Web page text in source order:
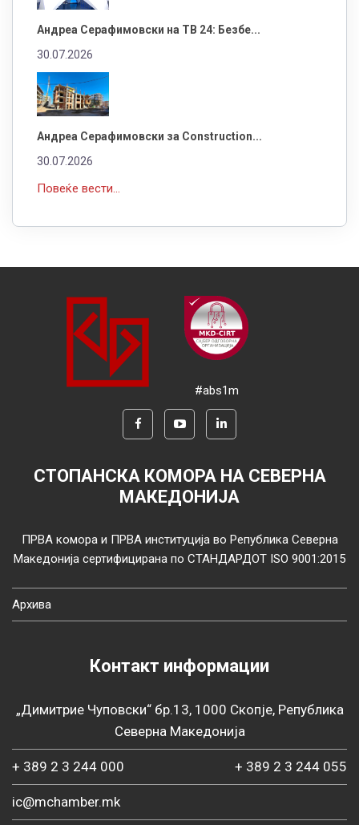
Андреа Серафимовски на ТВ 24: Безбе...
30.07.2026
Андреа Серафимовски за Construction...
30.07.2026
Повеќе вести...
#abs1m
СТОПАНСКА КОМОРА НА СЕВЕРНА
МАКЕДОНИЈА
ПРВА комора и ПРВА институција во Република Северна
Македонија сертифицирана по СТАНДАРДОТ ISO 9001:2015
Архива
Контакт информации
„Димитрие Чуповски“ бр.13, 1000 Скопје, Република
Северна Македонија
+ 389 2 3 244 000 + 389 2 3 244 055
ic@mchamber.mk